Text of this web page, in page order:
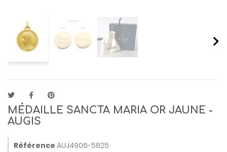
MÉDAILLE SANCTA MARIA OR JAUNE -
AUGIS
Référence AUJ4906-5825